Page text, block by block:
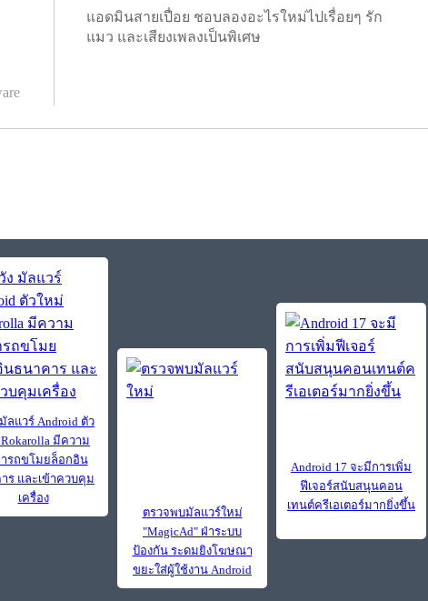
แอดมินสายเปื่อย ชอบลองอะไรใหม่ไปเรื่อยๆ รัก
แมว และเสียงเพลงเป็นพิเศษ
ลแวร์ Android ตัว
มีความ
รถขโมยล็อกอิน
ร และเข้าควบคุม
เครื่อง
ตรวจพบมัลแวร์ใหม่
"MagicAd" ฝ่าระบบ
ป้องกัน ระดมยิงโฆษณา
ขยะใส่ผู้ใช้งาน Android
Android 17 จะมีการเพิ่ม
ฟีเจอร์สนับสนุนคอน
เทนต์ครีเอเตอร์มากยิ่งขึ้น